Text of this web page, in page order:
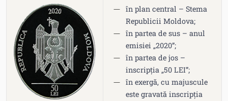
în plan central – Stema
Republicii Moldova;
în partea de sus – anul
emisiei „2020”;
în partea de jos –
inscripția „50 LEI”;
în exergă, cu majuscule
este gravată inscripția